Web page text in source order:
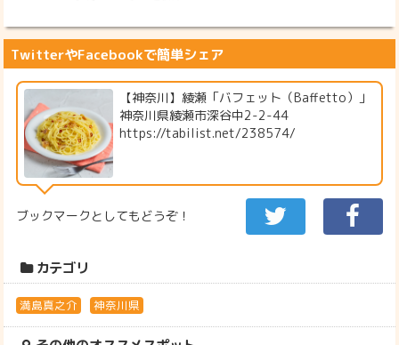
TwitterやFacebookで簡単シェア
【神奈川】綾瀬「バフェット（Baffetto）」
神奈川県綾瀬市深谷中2-2-44
https://tabilist.net/238574/
ブックマークとしてもどうぞ！
カテゴリ
満島真之介 神奈川県